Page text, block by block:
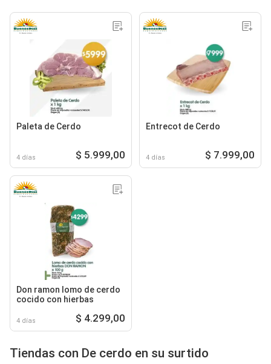
Paleta de Cerdo
4 días $ 5.999,00
Entrecot de Cerdo
4 días $ 7.999,00
Don ramon lomo de cerdo
cocido con hierbas
4 días $ 4.299,00
Tiendas con De cerdo en su surtido